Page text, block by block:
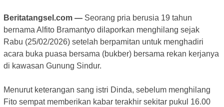
Beritatangsel.com — Seorang pria berusia 19 tahun
bernama Alfito Bramantyo dilaporkan menghilang sejak
Rabu (25/02/2026) setelah berpamitan untuk menghadiri
acara buka puasa bersama (bukber) bersama rekan kerjanya
di kawasan Gunung Sindur.
‎Menurut keterangan sang istri Dinda, sebelum menghilang
Fito sempat memberikan kabar terakhir sekitar pukul 16.00